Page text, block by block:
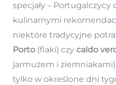
specjały – Portugalczycy
kulinarnymi
niektóre tradycyjne
Porto(flaki) czy caldo
jarmużem i
tylko w określone dni